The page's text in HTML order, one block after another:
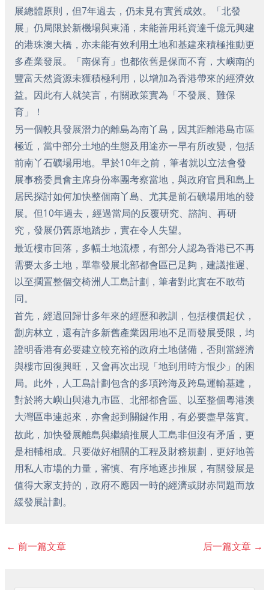
展總體原則，但7年過去，仍未見有實質成效。「北發
展」仍局限於新機場與東涌，未能善用耗資達千億元興建
的港珠澳大橋，亦未能有效利用土地和基建來積極推動更
多產業發展。「南保育」也都依舊是保而不育，大嶼南的
豐富天然資源未獲積極利用，以增加為香港帶來的經濟效
益。因此有人就笑言，有關政策實為「不發展、難保
育」！
另一個較具發展潛力的離島為南丫島，因其距離港島市區
極近，當中部分土地的生態及用途亦一早有所改變，包括
前南丫石礦場用地。早於10年之前，筆者就以立法會發
展事務委員會主席身份率團考察當地，與政府官員和島上
居民探討如何加快整個南丫島、尤其是前石礦場用地的發
展。但10年過去，經過當局的反覆研究、諮詢、再研
究，發展仍舊原地踏步，實在令人失望。
最近樓市回落，多幅土地流標，有部分人認為香港已不再
需要太多土地，單靠發展北部都會區已足夠，建議推遲、
以至擱置整個交椅洲人工島計劃，筆者對此實在不敢苟
同。
首先，經過回歸廿多年來的經歷和教訓，包括樓價起伏，
劏房林立，還有許多新舊產業因用地不足而發展受限，均
證明香港有必要建立較充裕的政府土地儲備，否則當經濟
與樓市回復興旺，又會再次出現「地到用時方恨少」的困
局。此外，人工島計劃包含的多項跨海及跨島運輸基建，
對於將大嶼山與港九市區、北部都會區、以至整個粵港澳
大灣區串連起來，亦會起到關鍵作用，有必要盡早落實。
故此，加快發展離島與繼續推展人工島非但沒有矛盾，更
是相輔相成。只要做好相關的工程及財務規劃，更好地善
用私人市場的力量，審慎、有序地逐步推展，有關發展是
值得大家支持的，政府不應因一時的經濟或財赤問題而放
緩發展計劃。
← 前一篇文章 后一篇文章 →